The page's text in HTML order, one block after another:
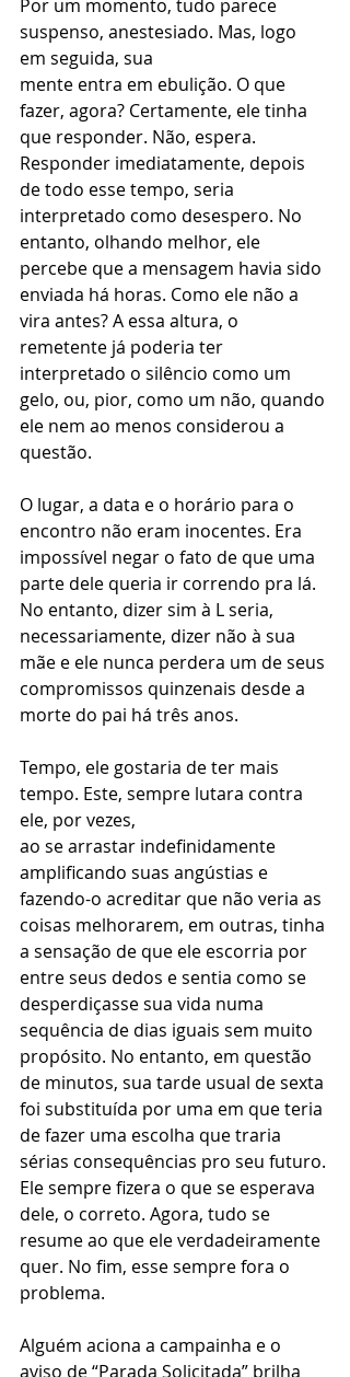
Por um momento, tudo parece
suspenso, anestesiado. Mas, logo
em seguida, sua
mente entra em ebulição. O que
fazer, agora? Certamente, ele tinha
que responder. Não, espera.
Responder imediatamente, depois
de todo esse tempo, seria
interpretado como desespero. No
entanto, olhando melhor, ele
percebe que a mensagem havia sido
enviada há horas. Como ele não a
vira antes? A essa altura, o
remetente já poderia ter
interpretado o silêncio como um
gelo, ou, pior, como um não, quando
ele nem ao menos considerou a
questão.
O lugar, a data e o horário para o
encontro não eram inocentes. Era
impossível negar o fato de que uma
parte dele queria ir correndo pra lá.
No entanto, dizer sim à L seria,
necessariamente, dizer não à sua
mãe e ele nunca perdera um de seus
compromissos quinzenais desde a
morte do pai há três anos.
Tempo, ele gostaria de ter mais
tempo. Este, sempre lutara contra
ele, por vezes,
ao se arrastar indefinidamente
amplificando suas angústias e
fazendo-o acreditar que não veria as
coisas melhorarem, em outras, tinha
a sensação de que ele escorria por
entre seus dedos e sentia como se
desperdiçasse sua vida numa
sequência de dias iguais sem muito
propósito. No entanto, em questão
de minutos, sua tarde usual de sexta
foi substituída por uma em que teria
de fazer uma escolha que traria
sérias consequências pro seu futuro.
Ele sempre fizera o que se esperava
dele, o correto. Agora, tudo se
resume ao que ele verdadeiramente
quer. No fim, esse sempre fora o
problema.
Alguém aciona a campainha e o
aviso de “Parada Solicitada” brilha